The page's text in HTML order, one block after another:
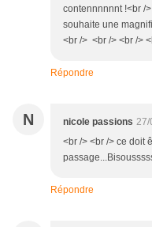
contennnnnnt !<br /
souhaite une
<br /> <br /> <br />
Répondre
N nicole passions 27/
<br /> <br /> ce doit
Répondre